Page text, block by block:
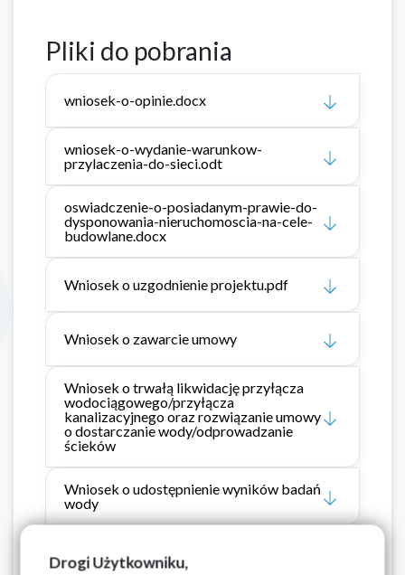
Drogi Użytkowniku,
Pliki do pobrania
wniosek-o-opinie.docx
wniosek-o-wydanie-warunkow-
przylaczenia-do-sieci.odt
oswiadczenie-o-posiadanym-prawie-do-
dysponowania-nieruchomoscia-na-cele-
budowlane.docx
Wniosek o uzgodnienie projektu.pdf
Wniosek o zawarcie umowy
Wniosek o trwałą likwidację przyłącza
wodociągowego/przyłącza
kanalizacyjnego oraz rozwiązanie umowy
o dostarczanie wody/odprowadzanie
ścieków
Wniosek o udostępnienie wyników badań
wody
zgoda właściciela na zawarcie umowy.pdf